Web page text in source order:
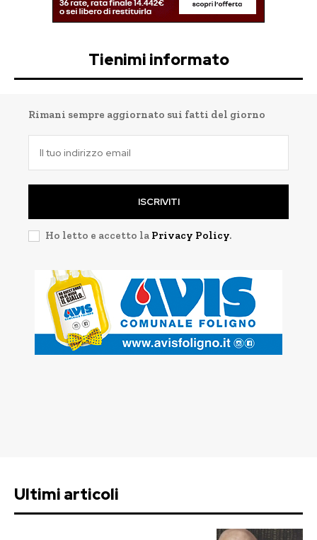
Tienimi informato
Rimani sempre aggiornato sui fatti del giorno
ISCRIVITI
Ho letto e accetto la Privacy Policy.
Ultimi articoli